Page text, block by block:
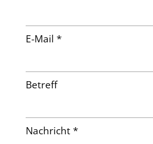
E-Mail *
Betreff
Nachricht *